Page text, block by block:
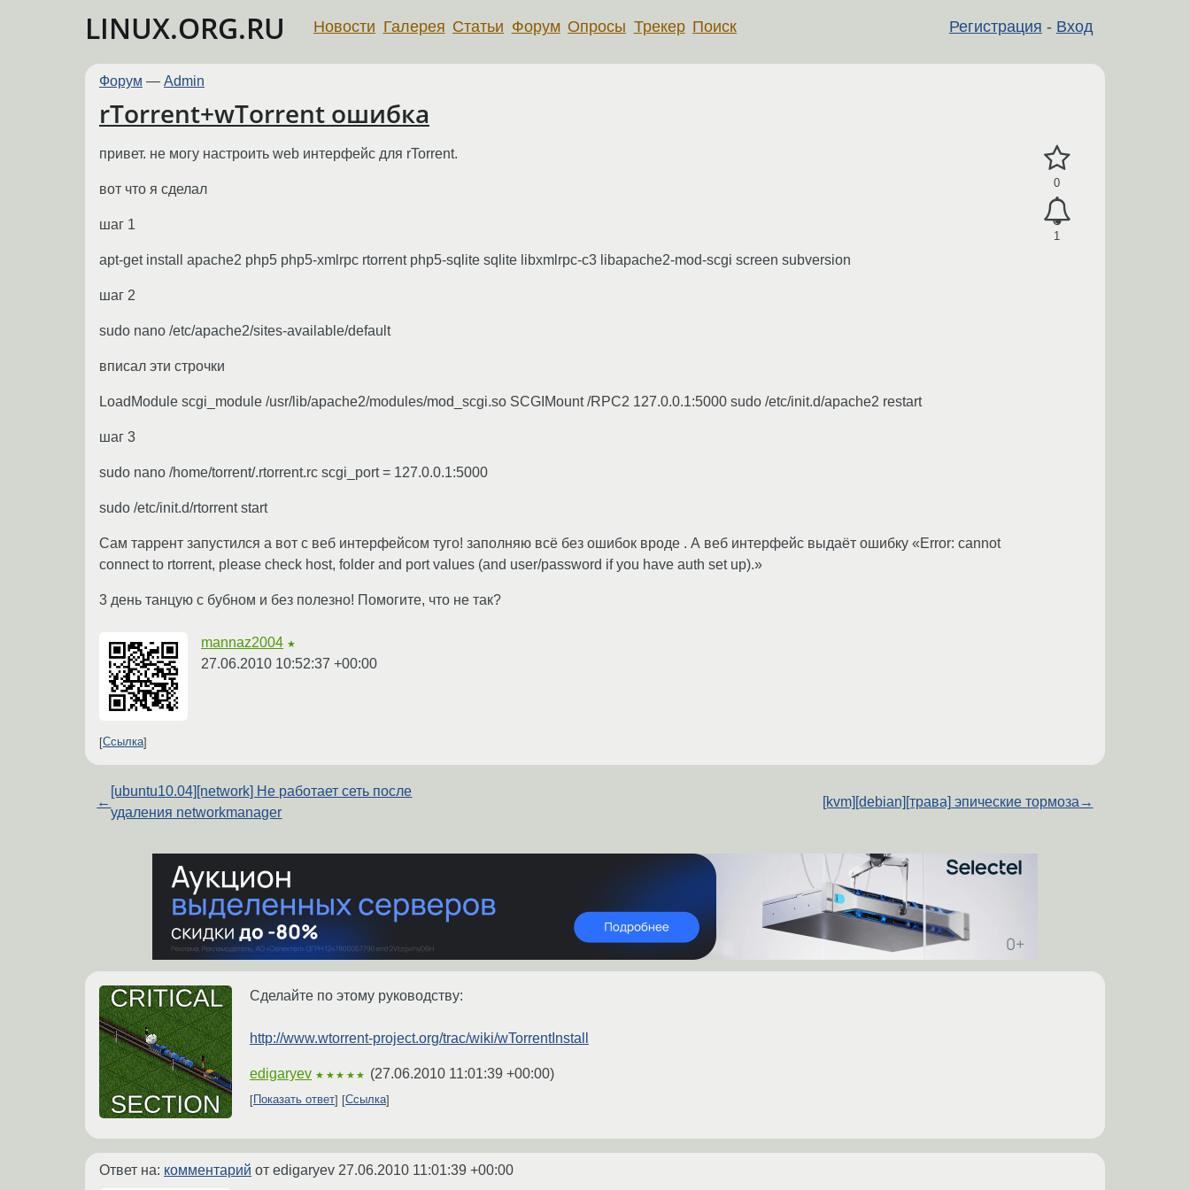
LINUX.ORG.RU Регистрация - Вход
Новости Галерея Статьи Форум Опросы Трекер Поиск
Форум — Admin
rTorrent+wTorrent ошибка
0
1
привет. не могу настроить web интерфейс для rTorrent.
вот что я сделал
шаг 1
apt-get install apache2 php5 php5-xmlrpc rtorrent php5-sqlite sqlite libxmlrpc-c3 libapache2-mod-scgi screen subversion
шаг 2
sudo nano /etc/apache2/sites-available/default
вписал эти строчки
LoadModule scgi_module /usr/lib/apache2/modules/mod_scgi.so SCGIMount /RPC2 127.0.0.1:5000 sudo /etc/init.d/apache2 restart
шаг 3
sudo nano /home/torrent/.rtorrent.rc scgi_port = 127.0.0.1:5000
sudo /etc/init.d/rtorrent start
Сам таррент запустился а вот с веб интерфейсом туго! заполняю всё без ошибок вроде . А веб интерфейс выдаёт ошибку «Error: cannot
connect to rtorrent, please check host, folder and port values (and user/password if you have auth set up).»
3 день танцую с бубном и без полезно! Помогите, что не так?
mannaz2004 ★
27.06.2010 10:52:37 +00:00
Ссылка
←
[ubuntu10.04][network] Не работает сеть после
удаления networkmanager
[kvm][debian][трава] эпические тормоза →
Сделайте по этому руководству:
http://www.wtorrent-project.org/trac/wiki/wTorrentInstall
edigaryev ★★★★★ (27.06.2010 11:01:39 +00:00)
Показать ответ Ссылка
Ответ на: комментарий от edigaryev 27.06.2010 11:01:39 +00:00